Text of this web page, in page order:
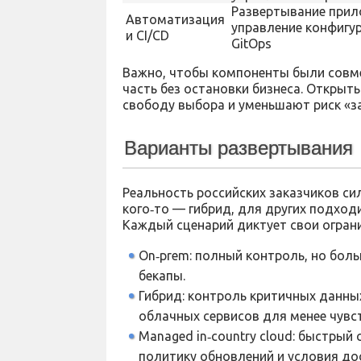
Автоматизация
и CI/CD
Развертывание
управление
GitOps
Важно, чтобы компоненты были
часть без остановки бизнеса.
свободу выбора и уменьшают риск
Варианты развертывания
Реальность российских заказчиков
кого‑то — гибрид, для других
Каждый сценарий диктует свои
On‑prem: полный контроль, но
бекапы.
Гибрид: контроль критичных
облачных сервисов для менее
Managed in‑country cloud: быстрый
политику обновлений и условия